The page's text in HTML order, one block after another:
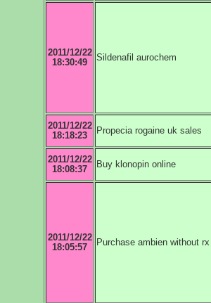
2011/12/22
18:30:49
Sildenafil aurochem
2011/12/22
18:18:23
Propecia rogaine uk sales
2011/12/22
18:08:37
Buy klonopin online
2011/12/22
18:05:57
Purchase ambien without rx